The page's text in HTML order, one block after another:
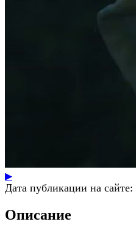
▶
Дата публикации на сайте:
Описание